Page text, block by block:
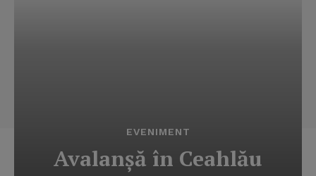
EVENIMENT
Avalanşă în Ceahlău